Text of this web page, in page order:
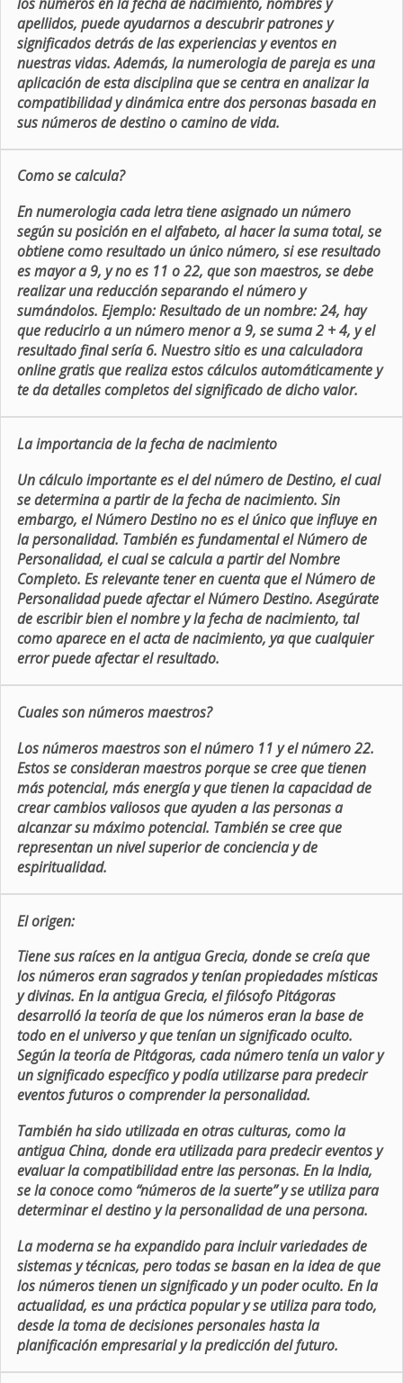
apellidos, puede ayudarnos a descubrir patrones y
significados detrás de las experiencias y eventos en
nuestras vidas. Además, la numerologia de pareja es una
aplicación de esta disciplina que se centra en analizar la
compatibilidad y dinámica entre dos personas basada en
sus números de destino o camino de vida.
Como se calcula?
En numerologia cada letra tiene asignado un número
según su posición en el alfabeto, al hacer la suma total, se
obtiene como resultado un único número, si ese resultado
es mayor a 9, y no es 11 o 22, que son maestros, se debe
realizar una reducción separando el número y
sumándolos. Ejemplo: Resultado de un nombre: 24, hay
que reducirlo a un número menor a 9, se suma 2 + 4, y el
resultado final sería 6. Nuestro sitio es una calculadora
online gratis que realiza estos cálculos automáticamente y
te da detalles completos del significado de dicho valor.
La importancia de la fecha de nacimiento
Un cálculo importante es el del número de Destino, el cual
se determina a partir de la fecha de nacimiento. Sin
embargo, el Número Destino no es el único que influye en
la personalidad. También es fundamental el Número de
Personalidad, el cual se calcula a partir del Nombre
Completo. Es relevante tener en cuenta que el Número de
Personalidad puede afectar el Número Destino. Asegúrate
de escribir bien el nombre y la fecha de nacimiento, tal
como aparece en el acta de nacimiento, ya que cualquier
error puede afectar el resultado.
Cuales son números maestros?
Los números maestros son el número 11 y el número 22.
Estos se consideran maestros porque se cree que tienen
más potencial, más energía y que tienen la capacidad de
crear cambios valiosos que ayuden a las personas a
alcanzar su máximo potencial. También se cree que
representan un nivel superior de conciencia y de
espiritualidad.
El origen:
Tiene sus raíces en la antigua Grecia, donde se creía que
los números eran sagrados y tenían propiedades místicas
y divinas. En la antigua Grecia, el filósofo Pitágoras
desarrolló la teoría de que los números eran la base de
todo en el universo y que tenían un significado oculto.
Según la teoría de Pitágoras, cada número tenía un valor y
un significado específico y podía utilizarse para predecir
eventos futuros o comprender la personalidad.
También ha sido utilizada en otras culturas, como la
antigua China, donde era utilizada para predecir eventos y
evaluar la compatibilidad entre las personas. En la India,
se la conoce como “números de la suerte” y se utiliza para
determinar el destino y la personalidad de una persona.
La moderna se ha expandido para incluir variedades de
sistemas y técnicas, pero todas se basan en la idea de que
los números tienen un significado y un poder oculto. En la
actualidad, es una práctica popular y se utiliza para todo,
desde la toma de decisiones personales hasta la
planificación empresarial y la predicción del futuro.